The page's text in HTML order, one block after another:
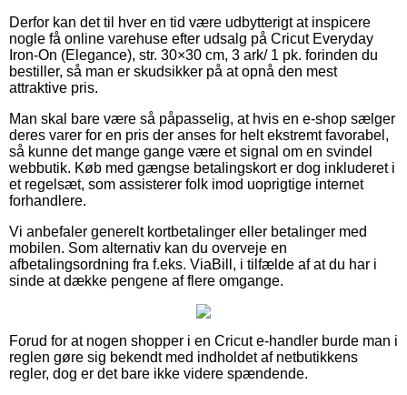
Derfor kan det til hver en tid være udbytterigt at inspicere
nogle få online varehuse efter udsalg på Cricut Everyday
Iron-On (Elegance), str. 30×30 cm, 3 ark/ 1 pk. forinden du
bestiller, så man er skudsikker på at opnå den mest
attraktive pris.
Man skal bare være så påpasselig, at hvis en e-shop sælger
deres varer for en pris der anses for helt ekstremt favorabel,
så kunne det mange gange være et signal om en svindel
webbutik. Køb med gængse betalingskort er dog inkluderet i
et regelsæt, som assisterer folk imod uoprigtige internet
forhandlere.
Vi anbefaler generelt kortbetalinger eller betalinger med
mobilen. Som alternativ kan du overveje en
afbetalingsordning fra f.eks. ViaBill, i tilfælde af at du har i
sinde at dække pengene af flere omgange.
Forud for at nogen shopper i en Cricut e-handler burde man i
reglen gøre sig bekendt med indholdet af netbutikkens
regler, dog er det bare ikke videre spændende.